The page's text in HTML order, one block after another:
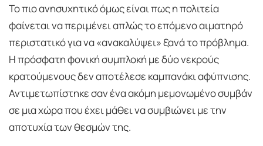
Το πιο ανησυχητικό όμως είναι πως η πολιτεία
φαίνεται να περιμένει απλώς το επόμενο αιματηρό
περιστατικό για να «ανακαλύψει» ξανά το πρόβλημα.
Η πρόσφατη φονική συμπλοκή με δύο νεκρούς
κρατούμενους δεν αποτέλεσε καμπανάκι αφύπνισης.
Αντιμετωπίστηκε σαν ένα ακόμη μεμονωμένο συμβάν
σε μια χώρα που έχει μάθει να συμβιώνει με την
αποτυχία των θεσμών της.